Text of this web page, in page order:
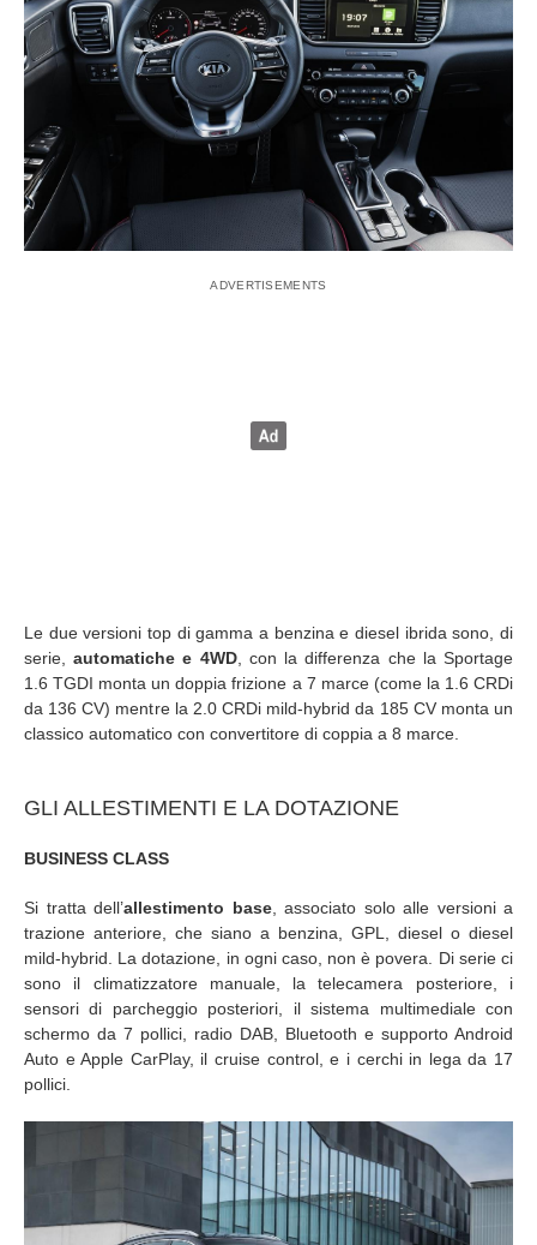
Le due versioni top di gamma a benzina e diesel ibrida sono, di
serie,automatiche e 4WD, con la differenza che la Sportage
1.6 TGDI monta un doppia frizione a 7 marce (come la 1.6 CRDi
da 136 CV) mentre la 2.0 CRDi mild-hybrid da 185 CV monta un
classico automatico con convertitore di coppia a 8 marce.
GLI ALLESTIMENTI E LA DOTAZIONE
BUSINESS CLASS
Si tratta dell’allestimento base, associato solo alle versioni a
trazione anteriore, che siano a benzina, GPL, diesel o diesel
mild-hybrid. La dotazione, in ogni caso, non è povera. Di serie ci
sono il climatizzatore manuale, la telecamera posteriore, i
sensori di parcheggio posteriori, il sistema multimediale con
schermo da 7 pollici, radio DAB, Bluetooth e supporto Android
Auto e Apple CarPlay, il cruise control, e i cerchi in lega da 17
pollici.